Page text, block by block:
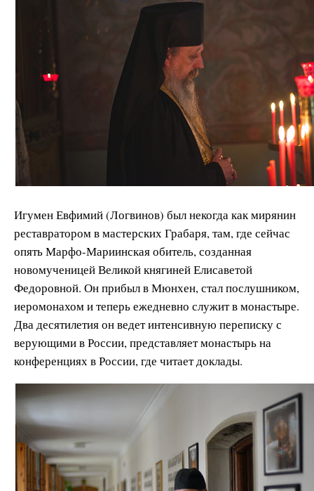
Игумен Евфимий (Логвинов) был некогда как мирянин
реставратором в мастерских Грабаря, там, где сейчас
опять Марфо-Мариинская обитель, созданная
новомученицей Великой княгиней Елисаветой
Федоровной. Он прибыл в Мюнхен, стал послушником,
иеромонахом и теперь ежедневно служит в монастыре.
Два десятилетия он ведет интенсивную переписку с
верующими в России, представляет монастырь на
конференциях в России, где читает доклады.